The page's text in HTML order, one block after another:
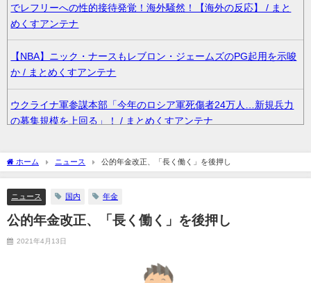
でレフリーへの性的接待発覚！海外騒然！【海外の反応】 / まと
めくすアンテナ
【NBA】ニック・ナースもレブロン・ジェームズのPG起用を示唆
か / まとめくすアンテナ
ウクライナ軍参謀本部「今年のロシア軍死傷者24万人…新規兵力
の募集規模を上回る」！ / まとめくすアンテナ
【画像】8月だから夏に撮った写真あげていく / まとめくすアンテ
ナ
36歳の彼女と結婚したいのに、家族が猛反対。家族から信じられ
ない言葉が飛び出した… 他 / 2chnaviヘッドライン
ライブ”が地獄すぎた 他 / 2chnaviヘッドライン
ホーム ニュース 公的年金改正、「長く働く」を後押し
ニュース 国内 年金
公的年金改正、「長く働く」を後押し
2021年4月13日